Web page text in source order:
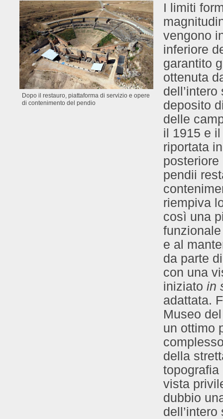
Dopo il restauro, piattaforma di servizio e opere
di contenimento del pendio
I limiti
vengono
inferiore
garantito
ottenuta
deposito
delle
il 1915 e
riportata
posteriore
pendii
riempiva
così una
e al
da parte
con una
iniziato in
adattata.
Museo
un ottimo
della
topografia
vista
dubbio